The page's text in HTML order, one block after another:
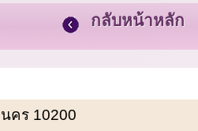
กลับหน้าหลัก
คร 10200